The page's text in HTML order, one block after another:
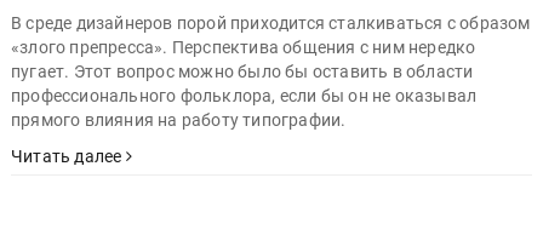
В среде дизайнеров порой приходится сталкиваться с образом
«злого препресса». Перспектива общения с ним нередко
пугает. Этот вопрос можно было бы оставить в области
профессионального фольклора, если бы он не оказывал
прямого влияния на работу типографии.
Читать далее